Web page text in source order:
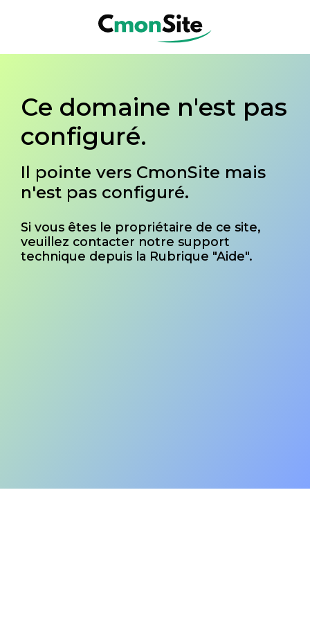
Ce domaine n'est pas
configuré.
Il pointe vers CmonSite mais
n'est pas configuré.
Si vous êtes le propriétaire de ce site,
veuillez contacter notre support
technique depuis la Rubrique "Aide".